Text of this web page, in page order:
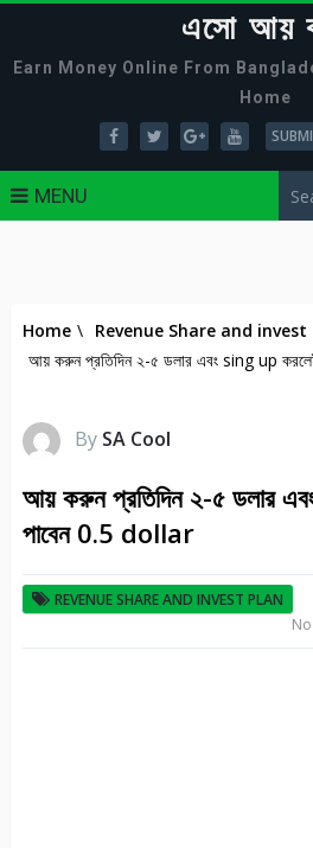
এসো আয়
Earn Money Online From
Home
MENU
Home \ Revenue Share and invest
আয় করুন প্রতিদিন ২-৫ ডলার এবং sing up
By SA Cool
আয় করুন প্রতিদিন ২-৫ ডলার
পাবেন 0.5 dollar
REVENUE SHARE AND INVEST PLAN